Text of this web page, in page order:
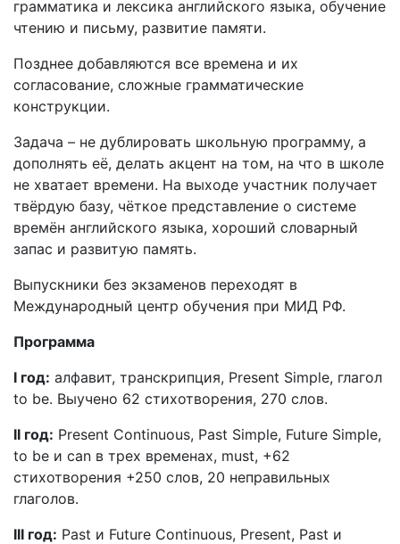
грамматика и лексика английского языка, обучение
чтению и письму, развитие памяти.
Позднее добавляются все времена и их
согласование, сложные грамматические
конструкции.
Задача – не дублировать школьную программу, а
дополнять её, делать акцент на том, на что в школе
не хватает времени. На выходе участник получает
твёрдую базу, чёткое представление о системе
времён английского языка, хороший словарный
запас и развитую память.
Выпускники без экзаменов переходят в
Международный центр обучения при МИД РФ.
Программа
I год: алфавит, транскрипция, Present Simple, глагол
to be. Выучено 62 стихотворения, 270 слов.
II год: Present Continuous, Past Simple, Future Simple,
to be и can в трех временах, must, +62
стихотворения +250 слов, 20 неправильных
глаголов.
III год: Past и Future Continuous, Present, Past и